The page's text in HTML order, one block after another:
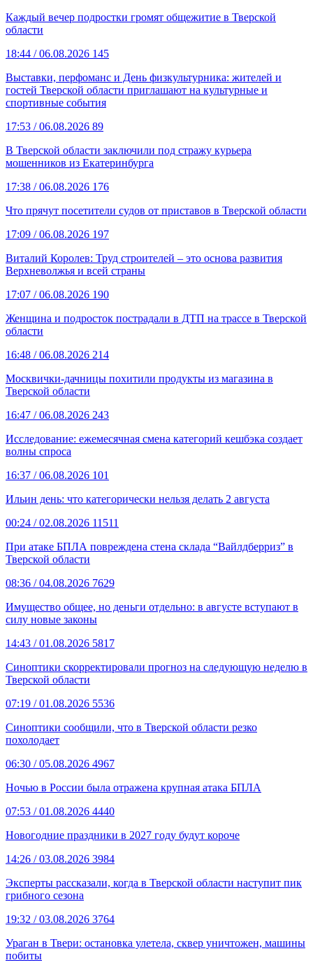
Каждый вечер подростки громят общежитие в Тверской
области
18:44 / 06.08.2026 145
Выставки, перфоманс и День физкультурника: жителей и
гостей Тверской области приглашают на культурные и
спортивные события
17:53 / 06.08.2026 89
В Тверской области заключили под стражу курьера
мошенников из Екатеринбурга
17:38 / 06.08.2026 176
Что прячут посетители судов от приставов в Тверской области
17:09 / 06.08.2026 197
Виталий Королев: Труд строителей – это основа развития
Верхневолжья и всей страны
17:07 / 06.08.2026 190
Женщина и подросток пострадали в ДТП на трассе в Тверской
области
16:48 / 06.08.2026 214
Москвички-дачницы похитили продукты из магазина в
Тверской области
16:47 / 06.08.2026 243
Исследование: ежемесячная смена категорий кешбэка создает
волны спроса
16:37 / 06.08.2026 101
Ильин день: что категорически нельзя делать 2 августа
00:24 / 02.08.2026 11511
При атаке БПЛА повреждена стена склада “Вайлдберриз” в
Тверской области
08:36 / 04.08.2026 7629
Имущество общее, но деньги отдельно: в августе вступают в
силу новые законы
14:43 / 01.08.2026 5817
Синоптики скорректировали прогноз на следующую неделю в
Тверской области
07:19 / 01.08.2026 5536
Синоптики сообщили, что в Тверской области резко
похолодает
06:30 / 05.08.2026 4967
Ночью в России была отражена крупная атака БПЛА
07:53 / 01.08.2026 4440
Новогодние праздники в 2027 году будут короче
14:26 / 03.08.2026 3984
Эксперты рассказали, когда в Тверской области наступит пик
грибного сезона
19:32 / 03.08.2026 3764
Ураган в Твери: остановка улетела, сквер уничтожен, машины
побиты